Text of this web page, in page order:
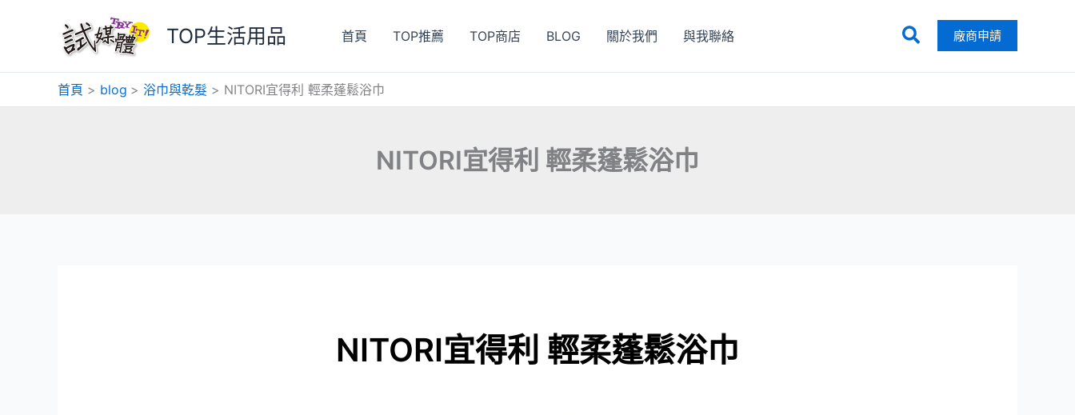
要
TOP生活用品 首頁 TOP推薦 TOP商店 BLOG 關於我們 與我聯絡
搜
尋
廠商申請
首頁 blog 浴巾與乾髮 NITORI宜得利 輕柔蓬鬆浴巾
NITORI宜得利 輕柔蓬鬆浴巾
NITORI宜得利 輕柔蓬鬆浴巾